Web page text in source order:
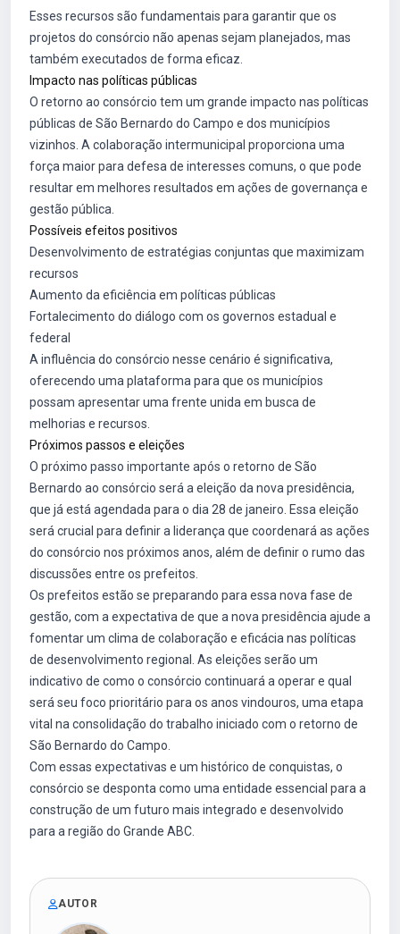
Esses recursos são fundamentais para garantir que os
projetos do consórcio não apenas sejam planejados, mas
também executados de forma eficaz.
Impacto nas políticas públicas
O retorno ao consórcio tem um grande impacto nas políticas
públicas de São Bernardo do Campo e dos municípios
vizinhos. A colaboração intermunicipal proporciona uma
força maior para defesa de interesses comuns, o que pode
resultar em melhores resultados em ações de governança e
gestão pública.
Possíveis efeitos positivos
Desenvolvimento de estratégias conjuntas que maximizam
recursos
Aumento da eficiência em políticas públicas
Fortalecimento do diálogo com os governos estadual e
federal
A influência do consórcio nesse cenário é significativa,
oferecendo uma plataforma para que os municípios
possam apresentar uma frente unida em busca de
melhorias e recursos.
Próximos passos e eleições
O próximo passo importante após o retorno de São
Bernardo ao consórcio será a eleição da nova presidência,
que já está agendada para o dia 28 de janeiro. Essa eleição
será crucial para definir a liderança que coordenará as ações
do consórcio nos próximos anos, além de definir o rumo das
discussões entre os prefeitos.
Os prefeitos estão se preparando para essa nova fase de
gestão, com a expectativa de que a nova presidência ajude a
fomentar um clima de colaboração e eficácia nas políticas
de desenvolvimento regional. As eleições serão um
indicativo de como o consórcio continuará a operar e qual
será seu foco prioritário para os anos vindouros, uma etapa
vital na consolidação do trabalho iniciado com o retorno de
São Bernardo do Campo.
Com essas expectativas e um histórico de conquistas, o
consórcio se desponta como uma entidade essencial para a
construção de um futuro mais integrado e desenvolvido
para a região do Grande ABC.
AUTOR